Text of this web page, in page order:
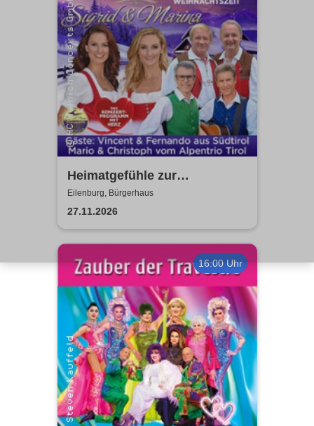
Heimatgefühle zur
Weihnachtszeit 2026 - Das
Konzertprogramm mit Herz
Eilenburg, Bürgerhaus
27.11.2026
16:00 Uhr